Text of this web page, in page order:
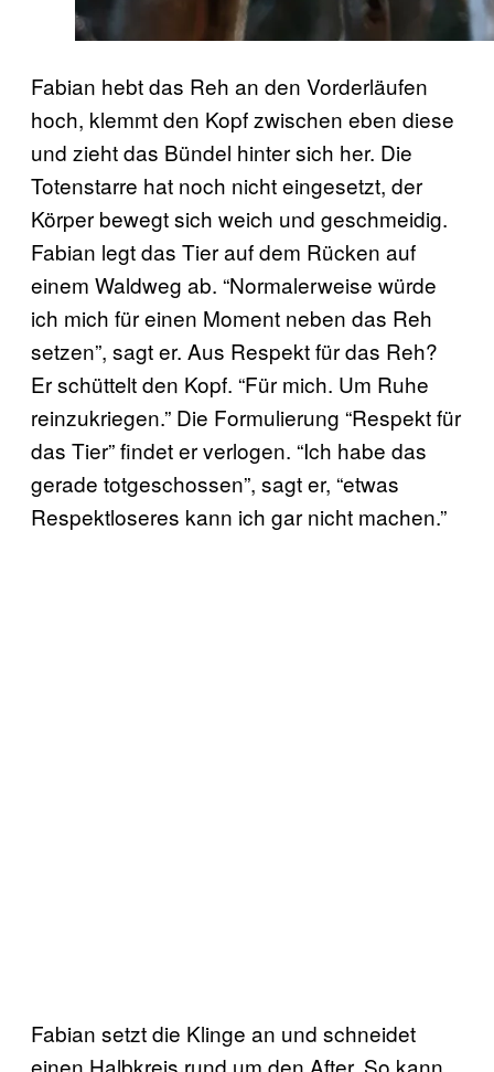
Fabian hebt das Reh an den Vorderläufen
hoch, klemmt den Kopf zwischen eben diese
und zieht das Bündel hinter sich her. Die
Totenstarre hat noch nicht eingesetzt, der
Körper bewegt sich weich und geschmeidig.
Fabian legt das Tier auf dem Rücken auf
einem Waldweg ab. “Normalerweise würde
ich mich für einen Moment neben das Reh
setzen”, sagt er. Aus Respekt für das Reh?
Er schüttelt den Kopf. “Für mich. Um Ruhe
reinzukriegen.” Die Formulierung “Respekt für
das Tier” findet er verlogen. “Ich habe das
gerade totgeschossen”, sagt er, “etwas
Respektloseres kann ich gar nicht machen.”
Fabian setzt die Klinge an und schneidet
einen Halbkreis rund um den After. So kann